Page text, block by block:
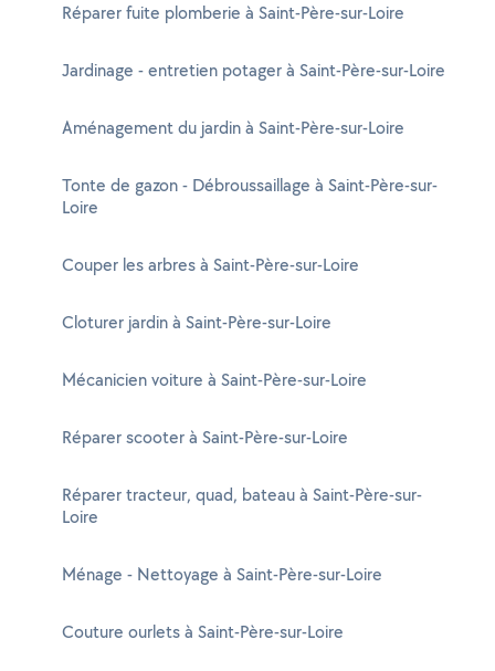
Réparer fuite plomberie à Saint-Père-sur-Loire
Jardinage - entretien potager à Saint-Père-sur-Loire
Aménagement du jardin à Saint-Père-sur-Loire
Tonte de gazon - Débroussaillage à Saint-Père-sur-
Loire
Couper les arbres à Saint-Père-sur-Loire
Cloturer jardin à Saint-Père-sur-Loire
Mécanicien voiture à Saint-Père-sur-Loire
Réparer scooter à Saint-Père-sur-Loire
Réparer tracteur, quad, bateau à Saint-Père-sur-
Loire
Ménage - Nettoyage à Saint-Père-sur-Loire
Couture ourlets à Saint-Père-sur-Loire